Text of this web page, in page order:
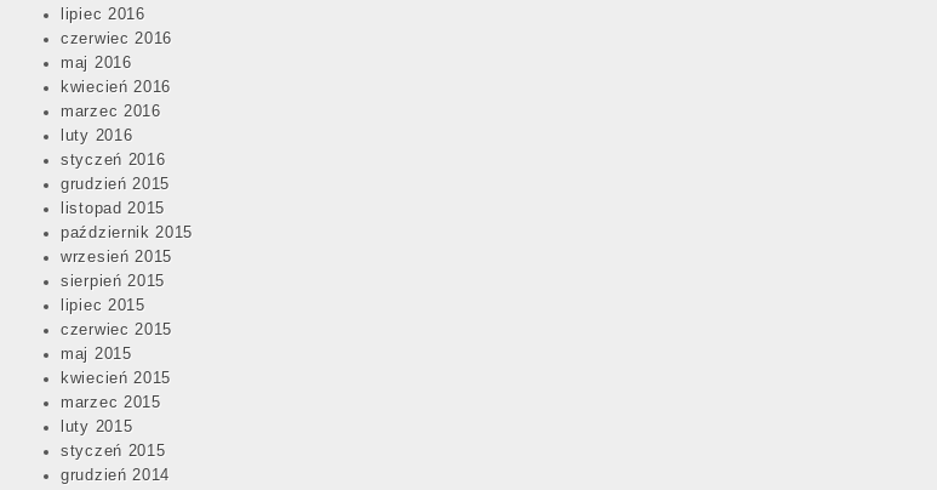
lipiec 2016
czerwiec 2016
maj 2016
kwiecień 2016
marzec 2016
luty 2016
styczeń 2016
grudzień 2015
listopad 2015
październik 2015
wrzesień 2015
sierpień 2015
lipiec 2015
czerwiec 2015
maj 2015
kwiecień 2015
marzec 2015
luty 2015
styczeń 2015
grudzień 2014